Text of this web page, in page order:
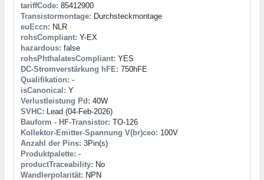
tariffCode: 85412900
Transistormontage: Durchsteckmontage
euEccn: NLR
rohsCompliant: Y-EX
hazardous: false
rohsPhthalatesCompliant: YES
DC-Stromverstärkung hFE: 750hFE
Qualifikation: -
isCanonical: Y
Verlustleistung Pd: 40W
SVHC: Lead (04-Feb-2026)
Bauform - HF-Transistor: TO-126
Kollektor-Emitter-Spannung V(br)ceo: 100V
Anzahl der Pins: 3Pin(s)
Produktpalette: -
productTraceability: No
Wandlerpolarität: NPN